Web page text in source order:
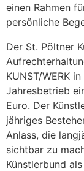
einen Rahmen
persönliche
Der St. Pöltner
KUNST/WERK
Jahresbetrieb
Euro. Der
jähriges
Anlass, die
sichtbar zu
Künstlerbund